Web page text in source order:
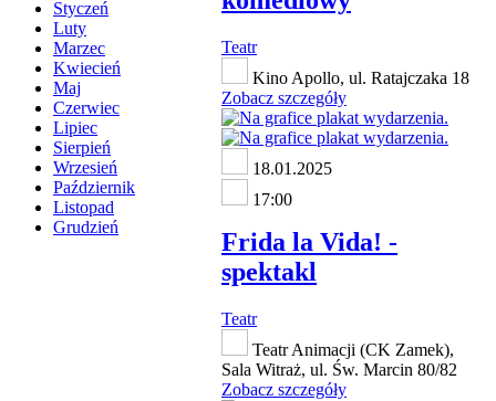
Styczeń
Luty
Marzec
Kwiecień
Maj
Czerwiec
Lipiec
Sierpień
Wrzesień
Październik
Listopad
Grudzień
Teatr
Kino Apollo, ul. Ratajczaka 18
Zobacz szczegóły
18.01.2025
17:00
Frida la Vida! -
spektakl
Teatr
Teatr Animacji (CK Zamek),
Sala Witraż, ul. Św. Marcin 80/82
Zobacz szczegóły